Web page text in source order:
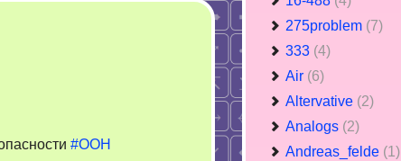
#ООН
275problem (7)
333 (4)
Air (6)
Altervative (2)
Analogs (2)
Andreas_felde (1)